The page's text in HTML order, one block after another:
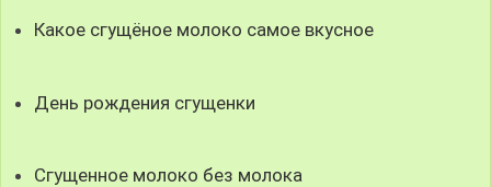
Какое сгущёное молоко самое вкусное
День рождения сгущенки
Сгущенное молоко без молока